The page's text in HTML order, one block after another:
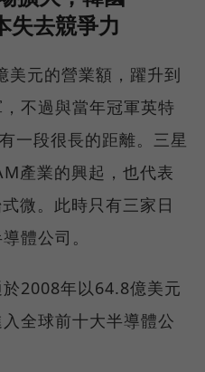
失去競爭力
美元的營業額，躍升到
不過與當年冠軍英特
一段很長的距離。三星
產業的興起，也代表
微。此時只有三家日
體公司。
2008年以64.8億美元
全球前十大半導體公